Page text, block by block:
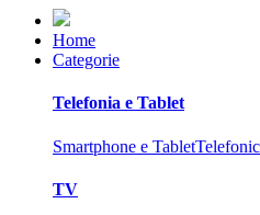
Home
Categorie
Telefonia e Tablet
Smartphone e Tablet
TV